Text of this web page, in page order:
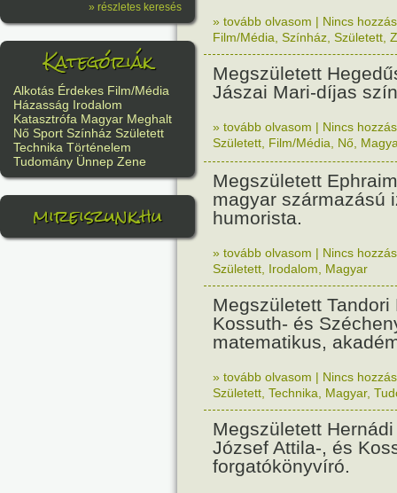
» részletes keresés
Kategóriák
Alkotás Érdekes Film/Média
Házasság Irodalom
Katasztrófa Magyar Meghalt
Nő Sport Színház Született
Technika Történelem
Tudomány Ünnep Zene
mireiszunk.hu
» tovább olvasom | Nincs
Film/Média Színház Született
Megszületett
Jászai Mari-díjas
» tovább olvasom | Nincs
Született Film/Média Nő
Megszületett
magyar származású
humorista.
» tovább olvasom | Nincs
Született Irodalom Magyar
Megszületett Tandori
Kossuth- és
matematikus,
» tovább olvasom | Nincs
Született Technika Magyar,
Megszületett
József Attila-, és
forgatókönyvíró.